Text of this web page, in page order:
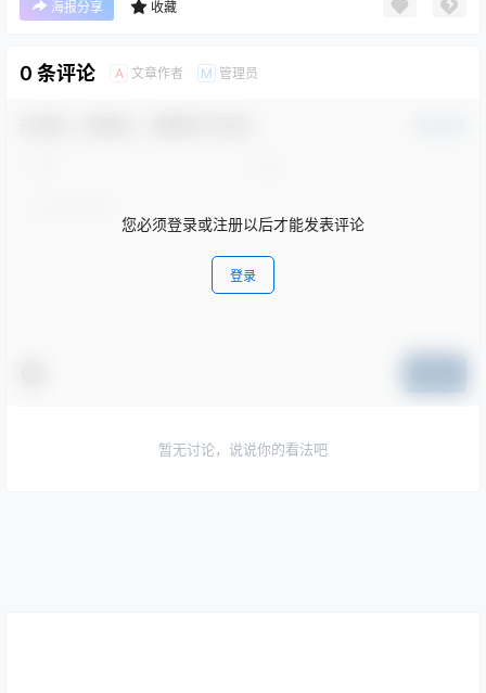
海报分享 收藏
0 条评论 A 文章作者 M 管理员
您必须登录或注册以后才能发表评论
登录
暂无讨论，说说你的看法吧